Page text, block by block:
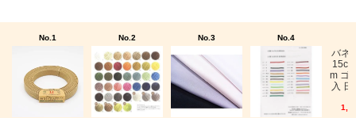
No.1 No.2 No.3 No.4
バネ
m ゴ
入